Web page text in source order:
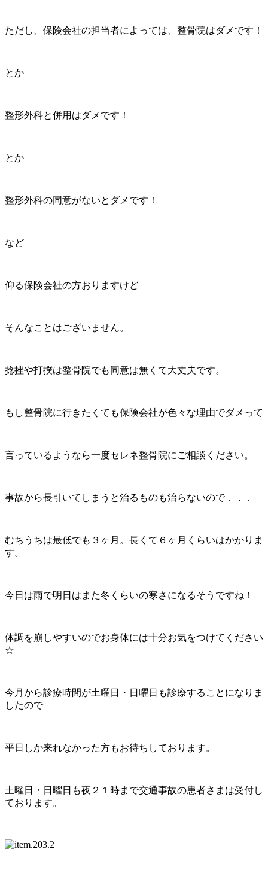
ただし、保険会社の担当者によっては、整骨院はダメです！
とか
整形外科と併用はダメです！
とか
整形外科の同意がないとダメです！
など
仰る保険会社の方おりますけど
そんなことはございません。
捻挫や打撲は整骨院でも同意は無くて大丈夫です。
もし整骨院に行きたくても保険会社が色々な理由でダメって
言っているようなら一度セレネ整骨院にご相談ください。
事故から長引いてしまうと治るものも治らないので．．．
むちうちは最低でも３ヶ月。長くて６ヶ月くらいはかかりま
す。
今日は雨で明日はまた冬くらいの寒さになるそうですね！
体調を崩しやすいのでお身体には十分お気をつけてください
☆
今月から診療時間が土曜日・日曜日も診療することになりま
したので
平日しか来れなかった方もお待ちしております。
土曜日・日曜日も夜２１時まで交通事故の患者さまは受付し
ております。